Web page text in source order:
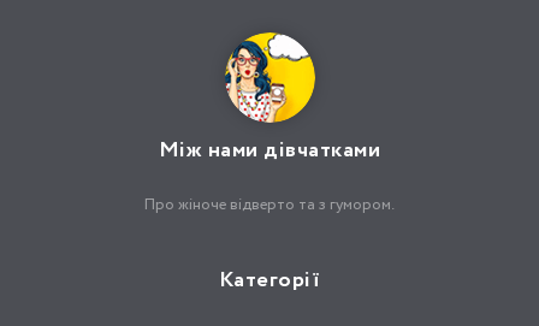
Між нами дівчатками
Про жіноче відверто та з гумором.
Категорії